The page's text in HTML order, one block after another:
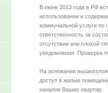
В июне 2013 года в РФ
использовании и
коммунальной услуги по
ответственность за
отсутствии или плохой
уведомления. Проверка
На основании
доступ в жилые
каналов Ваших квартир.